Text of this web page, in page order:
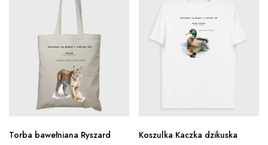
Torba bawełniana Ryszard Koszulka Kaczka dzikuska